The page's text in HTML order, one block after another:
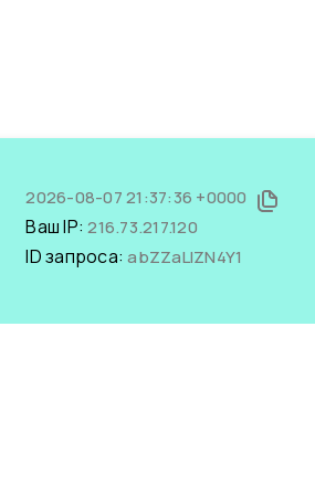
2026-08-07 21:37:36 +0000
Ваш IP:216.73.217.120
ID запроса:abZZaLlZN4Y1